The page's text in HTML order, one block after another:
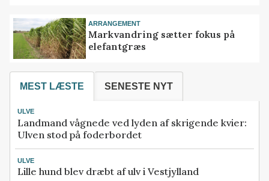
ARRANGEMENT
Markvandring sætter fokus på
elefantgræs
MEST LÆSTE SENESTE NYT
ULVE
Landmand vågnede ved lyden af skrigende kvier:
Ulven stod på foderbordet
ULVE
Lille hund blev dræbt af ulv i Vestjylland